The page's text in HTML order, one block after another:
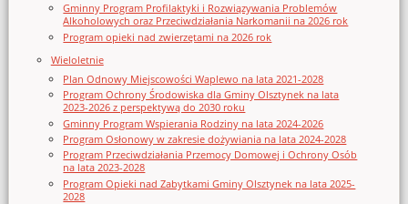
Gminny Program Profilaktyki i Rozwiązywania Problemów
Alkoholowych oraz Przeciwdziałania Narkomanii na 2026 rok
Program opieki nad zwierzętami na 2026 rok
Wieloletnie
Plan Odnowy Miejscowości Waplewo na lata 2021-2028
Program Ochrony Środowiska dla Gminy Olsztynek na lata
2023-2026 z perspektywą do 2030 roku
Gminny Program Wspierania Rodziny na lata 2024-2026
Program Osłonowy w zakresie dożywiania na lata 2024-2028
Program Przeciwdziałania Przemocy Domowej i Ochrony Osób
na lata 2023-2028
Program Opieki nad Zabytkami Gminy Olsztynek na lata 2025-
2028